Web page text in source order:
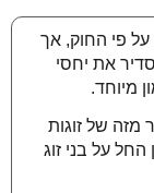
על פי החוק, אך
את יחסי
מיוחד.
מזה של זוגות
החל על בני זוג